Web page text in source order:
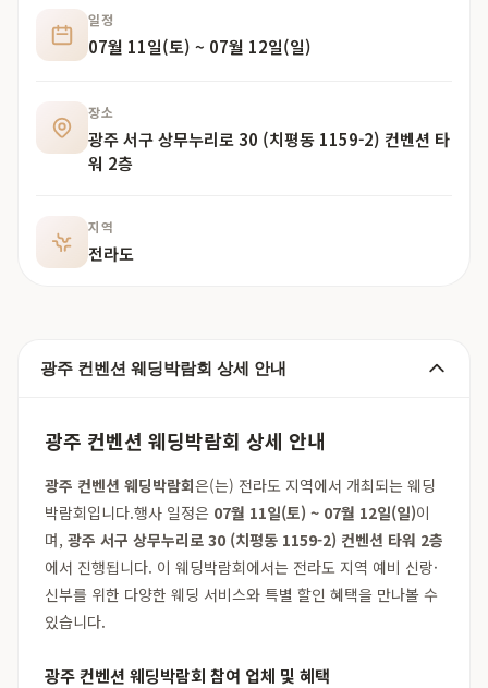
일정
07월 11일(토) ~ 07월 12일(일)
장소
광주 서구 상무누리로 30 (치평동 1159-2) 컨벤션 타
워 2층
지역
전라도
광주 컨벤션 웨딩박람회 상세 안내
광주 컨벤션 웨딩박람회 상세 안내
광주 컨벤션 웨딩박람회은(는) 전라도 지역에서 개최되는 웨딩
박람회입니다.행사 일정은 07월 11일(토) ~ 07월 12일(일)이
며, 광주 서구 상무누리로 30 (치평동 1159-2) 컨벤션 타워 2층
에서 진행됩니다. 이 웨딩박람회에서는 전라도 지역 예비 신랑·
신부를 위한 다양한 웨딩 서비스와 특별 할인 혜택을 만나볼 수
있습니다.
광주 컨벤션 웨딩박람회 참여 업체 및 혜택